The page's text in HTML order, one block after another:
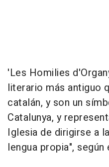
'Les Homilies
literario más antiguo
catalán, y son un
Catalunya, y
Iglesia de dirigirse a
lengua propia", según